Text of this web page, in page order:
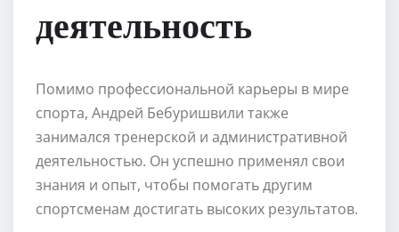
деятельность
Помимо профессиональной карьеры в мире
спорта, Андрей Бебуришвили также
занимался тренерской и административной
деятельностью. Он успешно применял свои
знания и опыт, чтобы помогать другим
спортсменам достигать высоких результатов.